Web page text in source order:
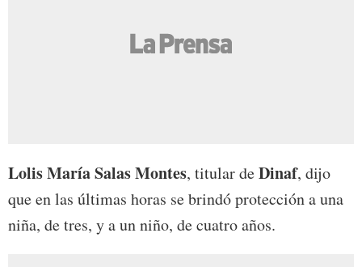
Lolis María Salas Montes, titular deDinaf, dijo
que en las últimas horas se brindó protección a una
niña, de tres, y a un niño, de cuatro años.